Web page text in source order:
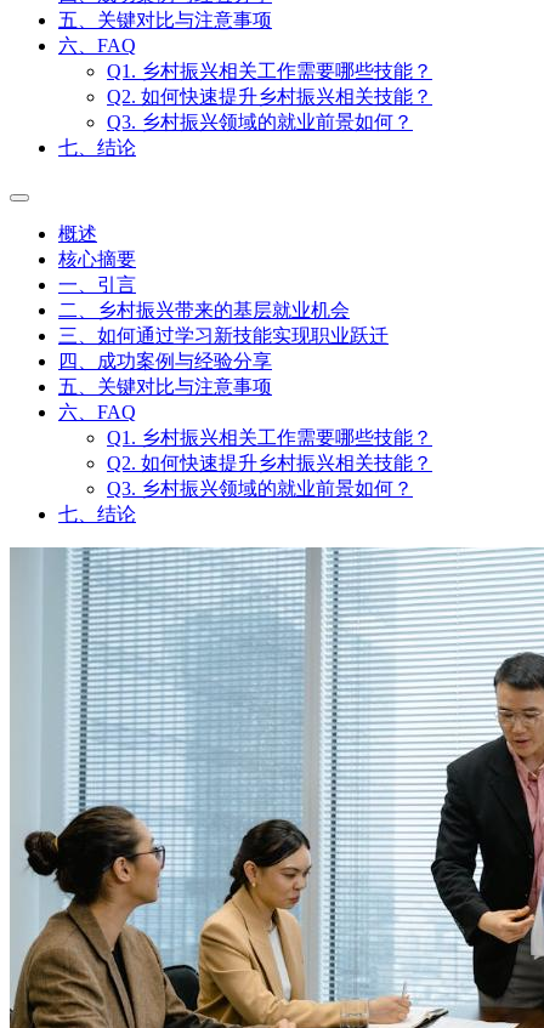
七、结论
每天学一个新技能，我用三年
时间完成职业跃迁
文星禾 发表于 06-02浏览 29分类 事业职场
核心摘要
乡村振兴战略为基层带来了大量就业机会，涵盖农业、文旅、
基础设施建设等多个领域。
通过持续学习新技能，可以实现职业发展和薪资提升，三年内
完成职业跃迁是可行的。